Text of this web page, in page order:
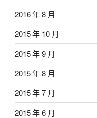
2016 年 8 月
2015 年 10 月
2015 年 9 月
2015 年 8 月
2015 年 7 月
2015 年 6 月